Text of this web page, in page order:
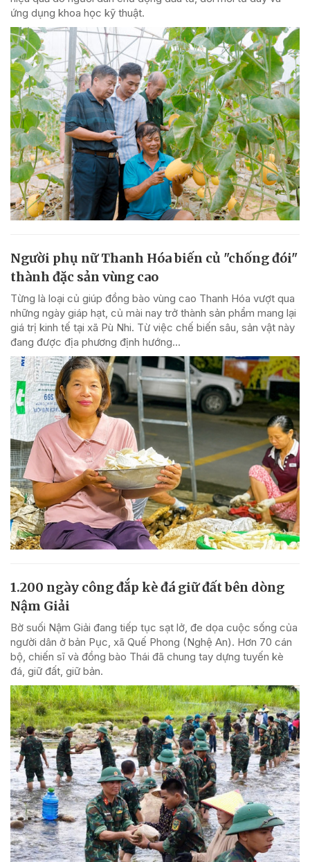
ứng dụng khoa học kỹ thuật.
Người phụ nữ Thanh Hóa biến củ "chống đói"
thành đặc sản vùng cao
Từng là loại củ giúp đồng bào vùng cao Thanh Hóa vượt qua
những ngày giáp hạt, củ mài nay trở thành sản phẩm mang lại
giá trị kinh tế tại xã Pù Nhi. Từ việc chế biến sâu, sản vật này
đang được địa phương định hướng...
1.200 ngày công đắp kè đá giữ đất bên dòng
Nậm Giải
Bờ suối Nậm Giải đang tiếp tục sạt lở, đe dọa cuộc sống của
người dân ở bản Pục, xã Quế Phong (Nghệ An). Hơn 70 cán
bộ, chiến sĩ và đồng bào Thái đã chung tay dựng tuyến kè
đá, giữ đất, giữ bản.